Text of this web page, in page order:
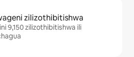
zilizothibitishwa
9,150 zilizothibitishwa ili